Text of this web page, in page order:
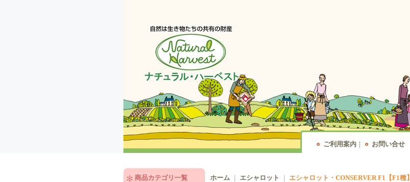
ご利用案内 ｜ お問い合せ
商品カテゴリ一覧 ホーム エシャロット エシャロット・CONSERVER F1【F1種】